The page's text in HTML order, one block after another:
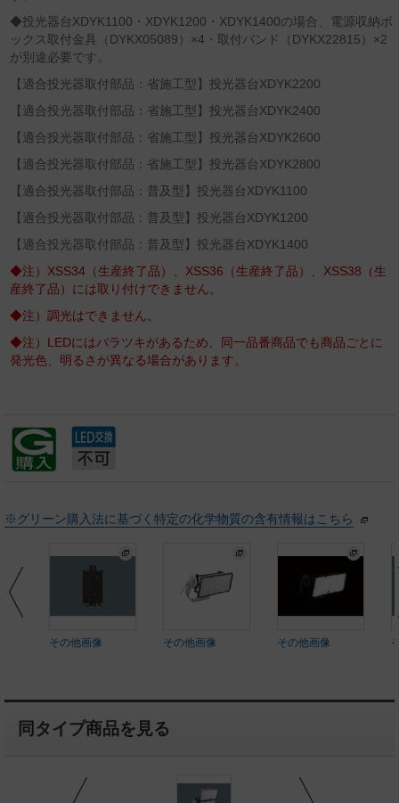
◆投光器台XDYK1100・XDYK1200・XDYK1400の場合、電源収納ボ
ックス取付金具（DYKX05089）×4・取付バンド（DYKX22815）×2
が別途必要です。
【適合投光器取付部品：省施工型】投光器台XDYK2200
【適合投光器取付部品：省施工型】投光器台XDYK2400
【適合投光器取付部品：省施工型】投光器台XDYK2600
【適合投光器取付部品：省施工型】投光器台XDYK2800
【適合投光器取付部品：普及型】投光器台XDYK1100
【適合投光器取付部品：普及型】投光器台XDYK1200
【適合投光器取付部品：普及型】投光器台XDYK1400
◆注）XSS34（生産終了品）、XSS36（生産終了品）、XSS38（生
産終了品）には取り付けできません。
◆注）調光はできません。
◆注）LEDにはバラツキがあるため、同一品番商品でも商品ごとに
発光色、明るさが異なる場合があります。
※グリーン購入法に基づく特定の化学物質の含有情報はこちら
その他画像 その他画像 その他画像
同タイプ商品を見る